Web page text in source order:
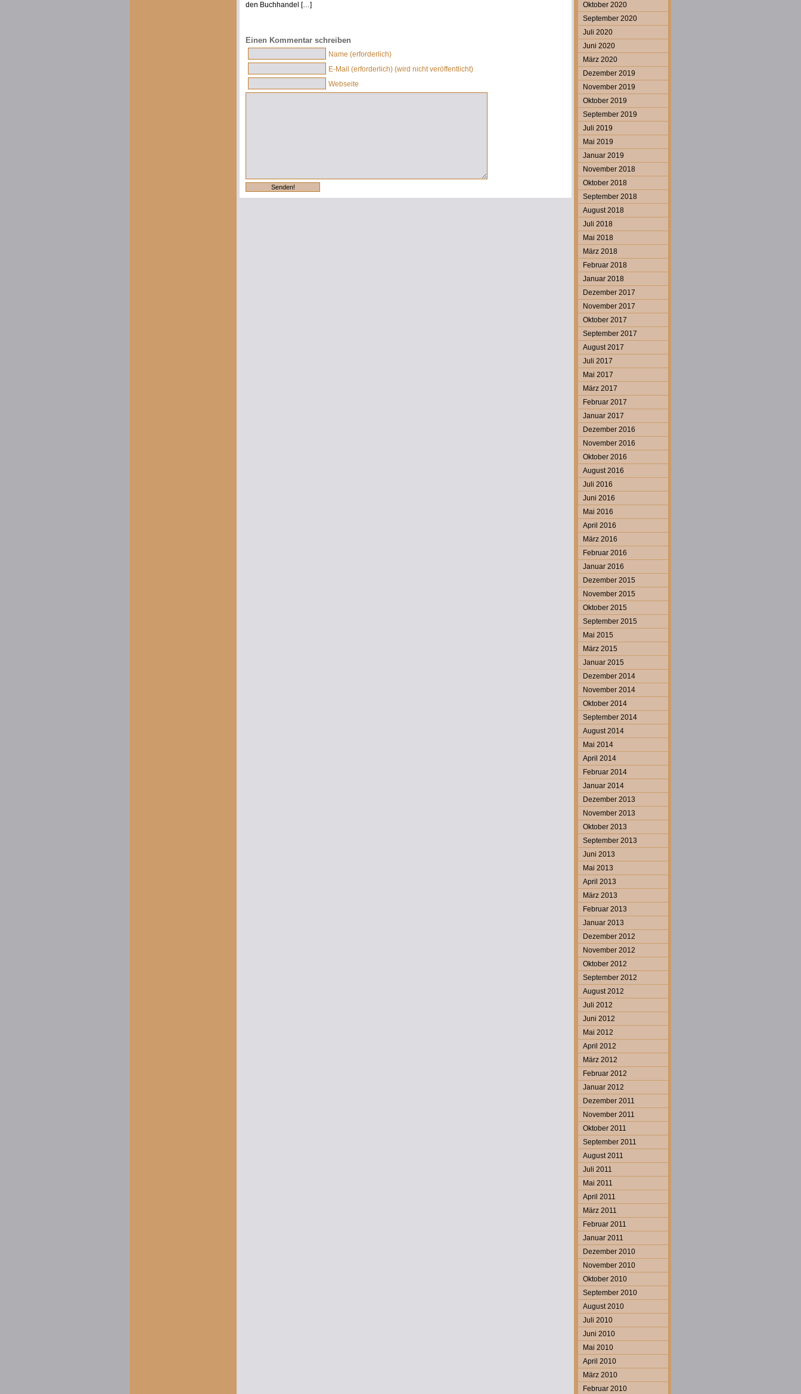
den Buchhandel […]
Einen Kommentar schreiben
Name (erforderlich)
E-Mail (erforderlich) (wird nicht veröffentlicht)
Webseite
Oktober 2020
September 2020
Juli 2020
Juni 2020
März 2020
Dezember 2019
November 2019
Oktober 2019
September 2019
Juli 2019
Mai 2019
Januar 2019
November 2018
Oktober 2018
September 2018
August 2018
Juli 2018
Mai 2018
März 2018
Februar 2018
Januar 2018
Dezember 2017
November 2017
Oktober 2017
September 2017
August 2017
Juli 2017
Mai 2017
März 2017
Februar 2017
Januar 2017
Dezember 2016
November 2016
Oktober 2016
August 2016
Juli 2016
Juni 2016
Mai 2016
April 2016
März 2016
Februar 2016
Januar 2016
Dezember 2015
November 2015
Oktober 2015
September 2015
Mai 2015
März 2015
Januar 2015
Dezember 2014
November 2014
Oktober 2014
September 2014
August 2014
Mai 2014
April 2014
Februar 2014
Januar 2014
Dezember 2013
November 2013
Oktober 2013
September 2013
Juni 2013
Mai 2013
April 2013
März 2013
Februar 2013
Januar 2013
Dezember 2012
November 2012
Oktober 2012
September 2012
August 2012
Juli 2012
Juni 2012
Mai 2012
April 2012
März 2012
Februar 2012
Januar 2012
Dezember 2011
November 2011
Oktober 2011
September 2011
August 2011
Juli 2011
Mai 2011
April 2011
März 2011
Februar 2011
Januar 2011
Dezember 2010
November 2010
Oktober 2010
September 2010
August 2010
Juli 2010
Juni 2010
Mai 2010
April 2010
März 2010
Februar 2010